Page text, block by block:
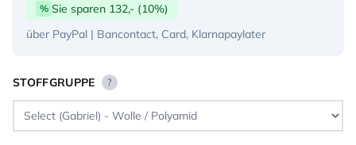
% Sie sparen 132,- (10%)
über PayPal | Bancontact, Card, Klarnapaylater
STOFFGRUPPE ?